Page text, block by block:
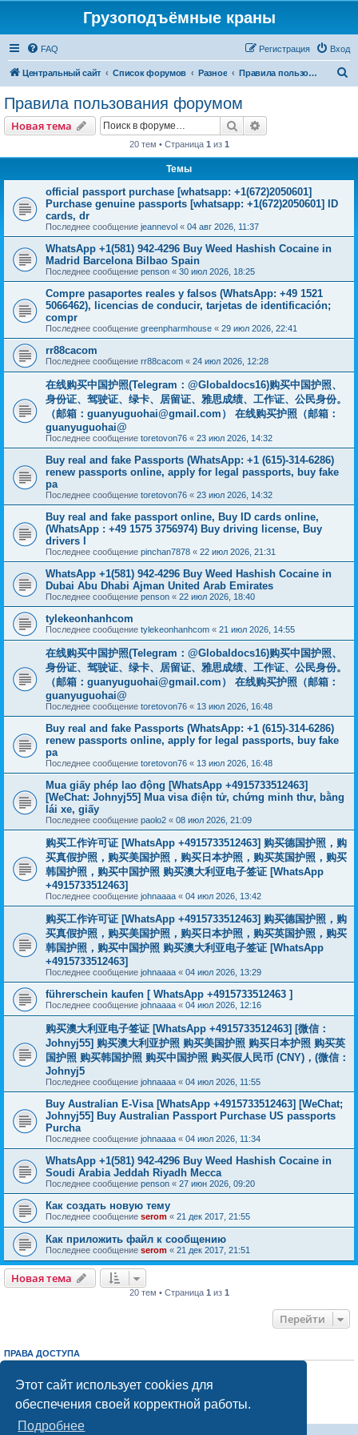
Этот сайт использует cookies для
обеспечения своей корректной работы.
Подробнее
Грузоподъёмные краны
FAQ Вход
Регистрация
Центральный сайт Список форумов Разное Правила пользования форумом
Правила пользования форумом
Новая тема Поиск
20 тем • Страница 1 из 1
Темы
official passport purchase [whatsapp: +1(672)2050601]
Purchase genuine passports [whatsapp: +1(672)2050601] ID
cards, dr
Последнее сообщение jeannevol « 04 авг 2026, 11:37
WhatsApp +1(581) 942-4296 Buy Weed Hashish Cocaine in
Madrid Barcelona Bilbao Spain
Последнее сообщение penson « 30 июл 2026, 18:25
Compre pasaportes reales y falsos (WhatsApp: +49 1521
5066462), licencias de conducir, tarjetas de identificación;
compr
Последнее сообщение greenpharmhouse « 29 июл 2026, 22:41
rr88cacom
Последнее сообщение rr88cacom « 24 июл 2026, 12:28
在线购买中国护照(Telegram：@Globaldocs16)购买中国护照、
身份证、驾驶证、绿卡、居留证、雅思成绩、工作证、公民身份。
（邮箱： guanyuguohai@gmail.com ） 在线购买护照（邮箱：
guanyuguohai@
Последнее сообщение toretovon76 « 23 июл 2026, 14:32
Buy real and fake Passports (WhatsApp: +1 (615)-314-6286)
renew passports online, apply for legal passports, buy fake
pa
Последнее сообщение toretovon76 « 23 июл 2026, 14:32
Buy real and fake passport online, Buy ID cards online,
(WhatsApp : +49 1575 3756974) Buy driving license, Buy
drivers l
Последнее сообщение pinchan7878 « 22 июл 2026, 21:31
WhatsApp +1(581) 942-4296 Buy Weed Hashish Cocaine in
Dubai Abu Dhabi Ajman United Arab Emirates
Последнее сообщение penson « 22 июл 2026, 18:40
tylekeonhanhcom
Последнее сообщение tylekeonhanhcom « 21 июл 2026, 14:55
在线购买中国护照(Telegram：@Globaldocs16)购买中国护照、
身份证、驾驶证、绿卡、居留证、雅思成绩、工作证、公民身份。
（邮箱： guanyuguohai@gmail.com ） 在线购买护照（邮箱：
guanyuguohai@
Последнее сообщение toretovon76 « 13 июл 2026, 16:48
Buy real and fake Passports (WhatsApp: +1 (615)-314-6286)
renew passports online, apply for legal passports, buy fake
pa
Последнее сообщение toretovon76 « 13 июл 2026, 16:48
Mua giấy phép lao động [WhatsApp +4915733512463]
[WeChat: Johnyj55] Mua visa điện tử, chứng minh thư, bằng
lái xe, giấy
Последнее сообщение paolo2 « 08 июл 2026, 21:09
购买工作许可证 [WhatsApp +4915733512463] 购买德国护照，购
买真假护照，购买美国护照，购买日本护照，购买英国护照，购买
韩国护照，购买中国护照 购买澳大利亚电子签证 [WhatsApp
+4915733512463]
Последнее сообщение johnaaaa « 04 июл 2026, 13:42
购买工作许可证 [WhatsApp +4915733512463] 购买德国护照，购
买真假护照，购买美国护照，购买日本护照，购买英国护照，购买
韩国护照，购买中国护照 购买澳大利亚电子签证 [WhatsApp
+4915733512463]
Последнее сообщение johnaaaa « 04 июл 2026, 13:29
führerschein kaufen [ WhatsApp +4915733512463 ]
Последнее сообщение johnaaaa « 04 июл 2026, 12:16
购买澳大利亚电子签证 [WhatsApp +4915733512463] [微信：
Johnyj55] 购买澳大利亚护照 购买美国护照 购买日本护照 购买英
国护照 购买韩国护照 购买中国护照 购买假人民币 (CNY)，(微信：
Johnyj5
Последнее сообщение johnaaaa « 04 июл 2026, 11:55
Buy Australian E-Visa [WhatsApp +4915733512463] [WeChat;
Johnyj55] Buy Australian Passport Purchase US passports
Purcha
Последнее сообщение johnaaaa « 04 июл 2026, 11:34
WhatsApp +1(581) 942-4296 Buy Weed Hashish Cocaine in
Soudi Arabia Jeddah Riyadh Mecca
Последнее сообщение penson « 27 июн 2026, 09:20
Как создать новую тему
Последнее сообщение serom « 21 дек 2017, 21:55
Как приложить файл к сообщению
Последнее сообщение serom « 21 дек 2017, 21:51
Новая тема
20 тем • Страница 1 из 1
Перейти
ПРАВА ДОСТУПА
Выне можетеотвечать на сообщения
Выне можетередактировать свои сообщения
Выне можетеудалять свои сообщения
добавлять вложения